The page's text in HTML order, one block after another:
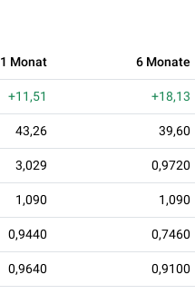
1 Monat 6 Monate
+11,51 +18,13
43,26 39,60
3,029 0,9720
1,090 1,090
0,9440 0,7460
0,9640 0,9100